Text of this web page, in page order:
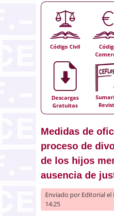
Código Civil
Descargas
Gratuitas
Medidas de
proceso de
de los hijos
ausencia de
Enviado por Editorialel
14:25